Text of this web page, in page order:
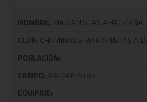
NOMBRE: MARIANISTAS AHALEGINA
CLUB: CHAMINADE MARIANISTAS A.D.
POBLACIÓN:
CAMPO: MARIANISTAS
EQUIPAJE: